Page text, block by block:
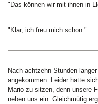
"Das können wir mit ihnen in
"Klar, ich freu mich schon."
Nach achtzehn Stunden
angekommen. Leider hatte
Mario zu sitzen, denn unsere
neben uns ein. Gleichmütig